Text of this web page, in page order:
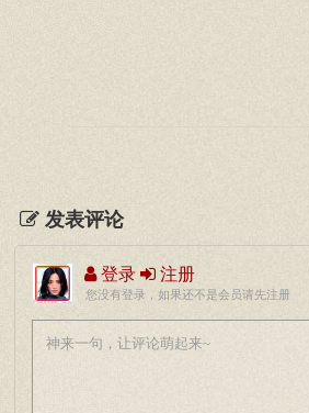
发表评论
登录 注册
您没有登录，如果还不是会员请先注册